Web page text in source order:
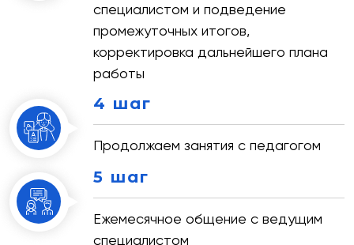
специалистом и подведение
промежуточных итогов,
корректировка дальнейшего плана
работы
4 шаг
Продолжаем занятия с педагогом
5 шаг
Ежемесячное общение с ведущим
специалистом